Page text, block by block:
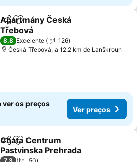
PartilharAdicionar aos favoritos
Apartmány Česká
Třebová
8,8 Excelente
126
Česká Třebová, a 12.2 km de Lanškroun
ver os preços
Ver preços
PartilharAdicionar aos favoritos
Chata Centrum
Pastvinska Prehrada